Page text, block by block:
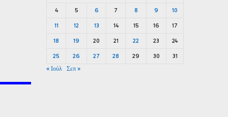
4 5 6 7 8 9 10
11 12 13 14 15 16 17
18 19 20 21 22 23 24
25 26 27 28 29 30
31
« Ιούλ
Σεπ »